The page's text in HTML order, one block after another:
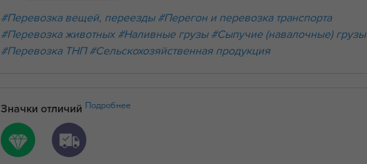
#Перевозка вещей, переезды #Перегон и перевозка транспорта
#Перевозка животных #Наливные грузы #Сыпучие (навалочные) грузы
#Перевозка ТНП #Сельскохозяйственная продукция
Значки отличий Подробнее